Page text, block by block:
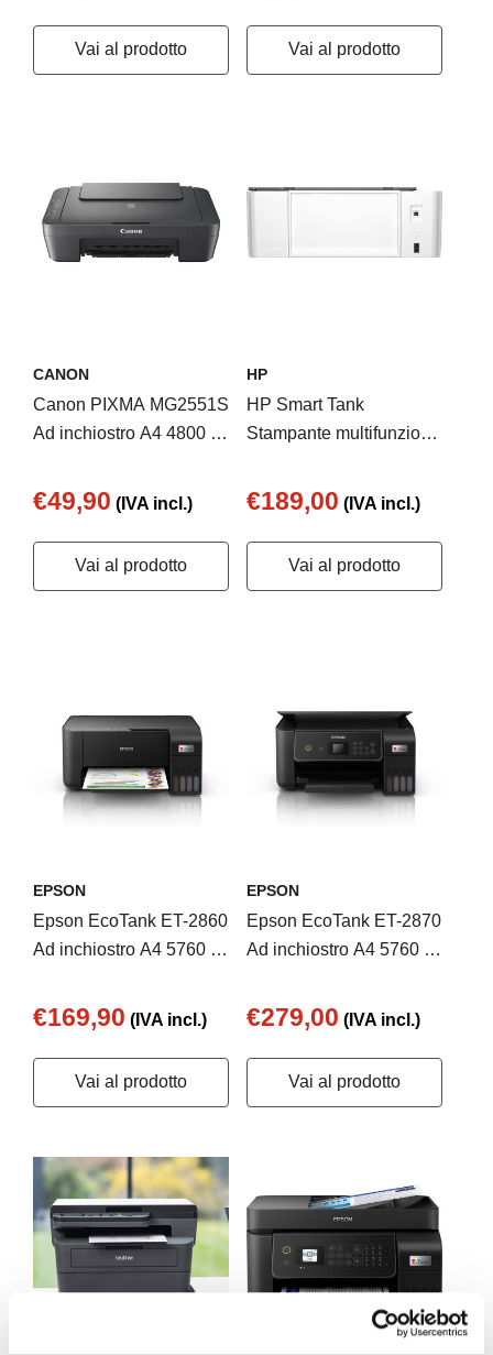
Vai al prodotto Vai al prodotto
CANON
Canon PIXMA MG2551S
Ad inchiostro A4 4800 x
€49,90 (IVA incl.)
Vai al prodotto
HP
HP Smart Tank
Stampante multifunzione
€189,00 (IVA incl.)
Vai al prodotto
EPSON
Epson EcoTank ET-2860
Ad inchiostro A4 5760 x
€169,90 (IVA incl.)
Vai al prodotto
EPSON
Epson EcoTank ET-2870
Ad inchiostro A4 5760 x
€279,00 (IVA incl.)
Vai al prodotto